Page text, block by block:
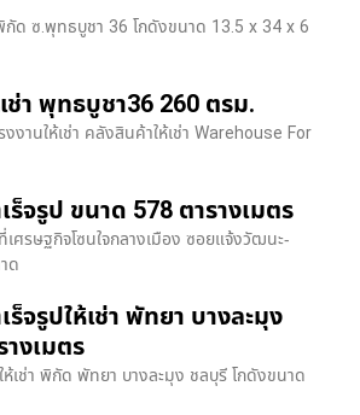
พิกัด ซ.พุทธบูชา 36 โกดังขนาด 13.5 x 34 x 6
ช่า พุทธบูชา36 260 ตรม.
งงานให้เช่า คลังสินค้าให้เช่า Warehouse For
ร็จรูป ขนาด 578 ตารางเมตร
ศรษฐกิจโซนใจกลางเมือง ซอยแจ้งวัฒนะ-
ด
ร็จรูปให้เช่า พัทยา บางละมุง
งเมตร
ห้เช่า พิกัด พัทยา บางละมุง ชลบุรี โกดังขนาด